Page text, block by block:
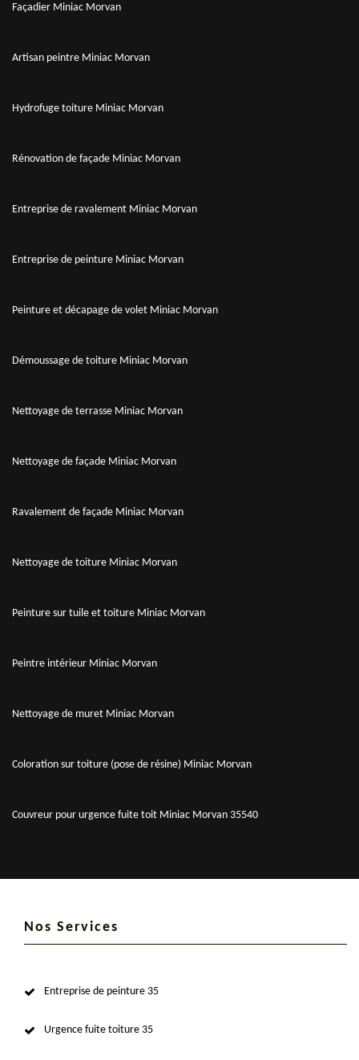
Façadier Miniac Morvan
Artisan peintre Miniac Morvan
Hydrofuge toiture Miniac Morvan
Rénovation de façade Miniac Morvan
Entreprise de ravalement Miniac Morvan
Entreprise de peinture Miniac Morvan
Peinture et décapage de volet Miniac Morvan
Démoussage de toiture Miniac Morvan
Nettoyage de terrasse Miniac Morvan
Nettoyage de façade Miniac Morvan
Ravalement de façade Miniac Morvan
Nettoyage de toiture Miniac Morvan
Peinture sur tuile et toiture Miniac Morvan
Peintre intérieur Miniac Morvan
Nettoyage de muret Miniac Morvan
Coloration sur toiture (pose de résine) Miniac Morvan
Couvreur pour urgence fuite toit Miniac Morvan 35540
Nos Services
Entreprise de peinture 35
Urgence fuite toiture 35